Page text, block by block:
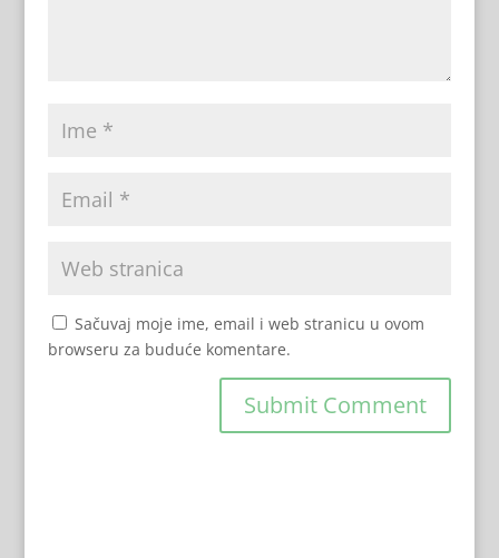
Sačuvaj moje ime, email i web stranicu u ovom
browseru za buduće komentare.